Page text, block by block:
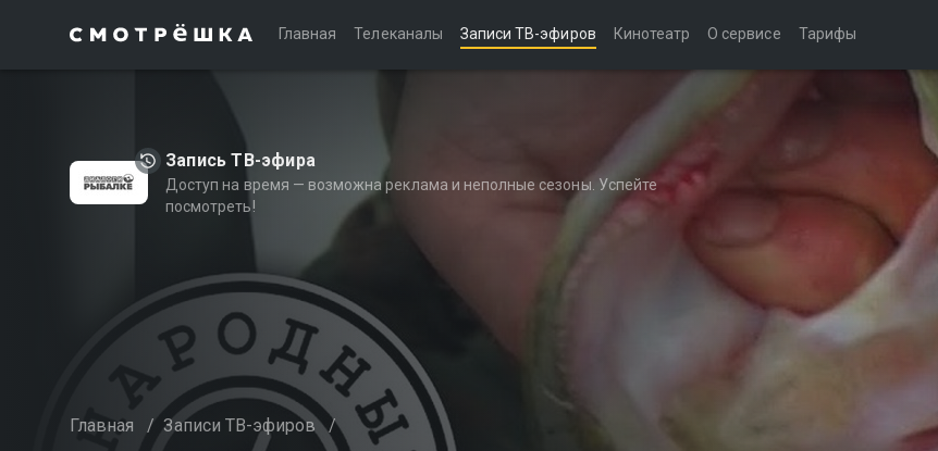
Главная Телеканалы Записи ТВ-эфиров Кинотеатр О сервисе Тарифы
Запись ТВ-эфира
Доступ на время — возможна реклама и неполные сезоны. Успейте
посмотреть!
Главная / Записи ТВ-эфиров /